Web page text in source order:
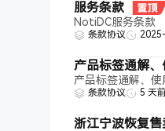
服务条款
NotiDC服务条款
条款协议
产品标签通解
产品标签通解、
条款协议 5 天前
浙江宁波恢复售